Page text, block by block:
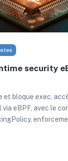
security
et bloque exec,
eBPF, avec le